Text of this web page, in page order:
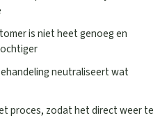
is niet heet genoeg en
neutraliseert wat
proces, zodat het direct weer te